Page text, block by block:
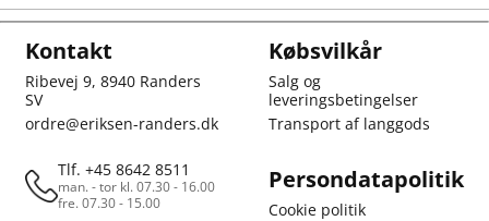
Kontakt
Ribevej 9, 8940 Randers
SV
ordre@eriksen-randers.dk
Tlf. +45 8642 8511
man. - tor kl. 07.30 - 16.00
fre. 07.30 - 15.00
Købsvilkår
Salg og
leveringsbetingelser
Transport af langgods
Persondatapolitik
Cookie politik